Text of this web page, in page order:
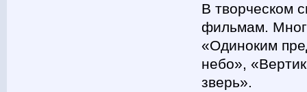
В творческом
фильмам.
«Одиноким
небо»,
зверь».